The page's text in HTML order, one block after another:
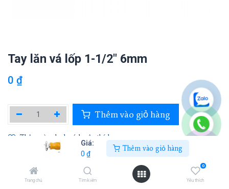
Giá:
0 ₫
Thêm vào giỏ hàng
Trang chủ Tìm kiếm
0
Yêu thích
Tay lăn vá lốp 1-1/2" 6mm
0 ₫
Thêm vào giỏ hàng
Thêm vào danh sách yêu thích
TAITEC